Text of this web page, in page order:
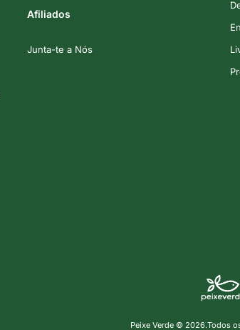
Afiliados
Junta-te a Nós
Peixe Verde © 2026.Todos